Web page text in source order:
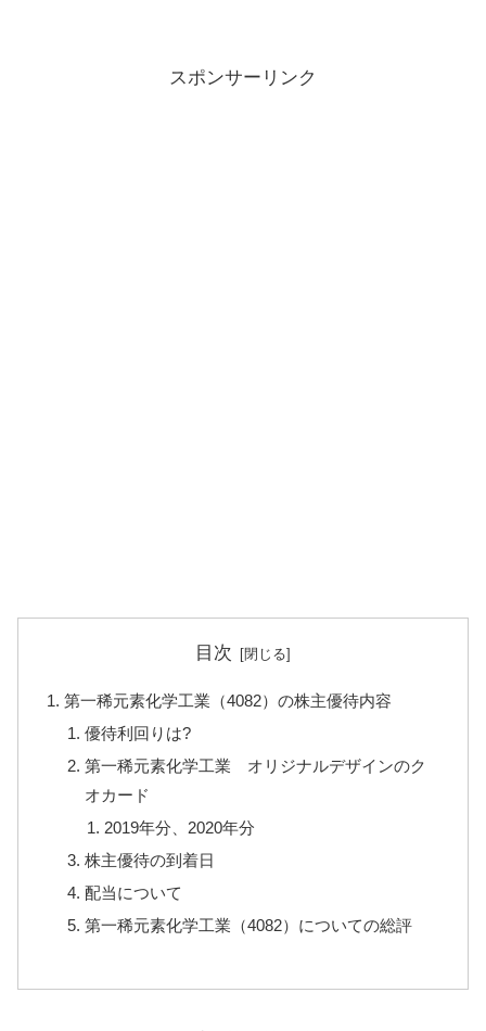
スポンサーリンク
目次
第一稀元素化学工業（4082）の株主優待内容
優待利回りは?
第一稀元素化学工業 オリジナルデザインのク
オカード
2019年分、2020年分
株主優待の到着日
配当について
第一稀元素化学工業（4082）についての総評